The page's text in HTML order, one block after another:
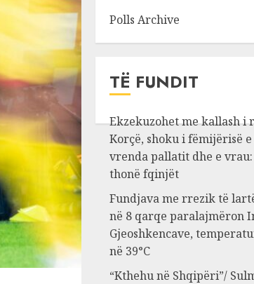
Polls Archive
TË FUNDIT
Ekzekuzohet me kallash i
Korçë, shoku i fëmijërisë
vrenda pallatit dhe e vrau:
thonë fqinjët
Fundjava me rrezik të
në 8 qarqe paralajmëron
Gjeoshkencave,
në 39°C
“Kthehu në Shqipëri”/